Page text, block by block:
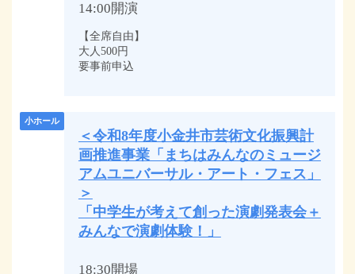
14:00開演
【全席自由】
大人500円
要事前申込
小ホール
＜令和8年度小金井市芸術文化振興計
画推進事業「まちはみんなのミュージ
アムユニバーサル・アート・フェス」
＞
「中学生が考えて創った演劇発表会＋
みんなで演劇体験！」
18:30開場